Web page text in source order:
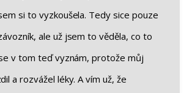
si to vyzkoušela. Tedy sice pouze
ale už jsem to věděla, co to
v tom teď vyznám, protože můj
a rozvážel léky. A vím už, že